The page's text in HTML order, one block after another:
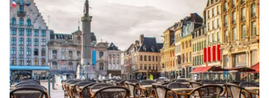
Kontynuuj z Facebookiem
Kontynuuj z e-mailem